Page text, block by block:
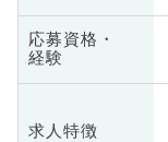
応募資格・
経験
求人特徴